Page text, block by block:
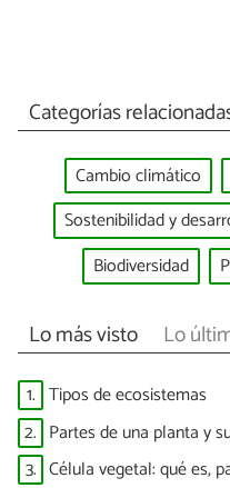
Categorías
Cambio climático
Sostenibilidad y
Biodiversidad
Lo más visto Lo
1. Tipos de ecosistemas
2. Partes de una planta y
3. Célula vegetal: qué es,